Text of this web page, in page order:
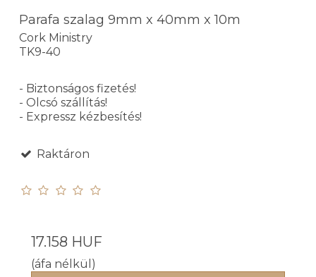
Parafa szalag 9mm x 40mm x 10m
Cork Ministry
TK9-40
- Biztonságos fizetés!
- Olcsó szállítás!
- Expressz kézbesítés!
Raktáron
17.158 HUF
(áfa nélkül)